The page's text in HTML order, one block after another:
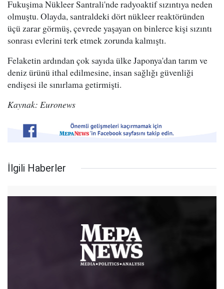
Fukuşima Nükleer Santrali'nde radyoaktif sızıntıya neden
olmuştu. Olayda, santraldeki dört nükleer reaktöründen
üçü zarar görmüş, çevrede yaşayan on binlerce kişi sızıntı
sonrası evlerini terk etmek zorunda kalmıştı.
Felaketin ardından çok sayıda ülke Japonya'dan tarım ve
deniz ürünü ithal edilmesine, insan sağlığı güvenliği
endişesi ile sınırlama getirmişti.
Kaynak: Euronews
İlgili Haberler